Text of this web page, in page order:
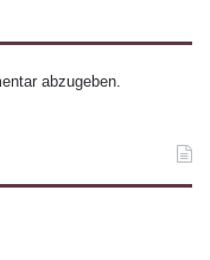
abzugeben.